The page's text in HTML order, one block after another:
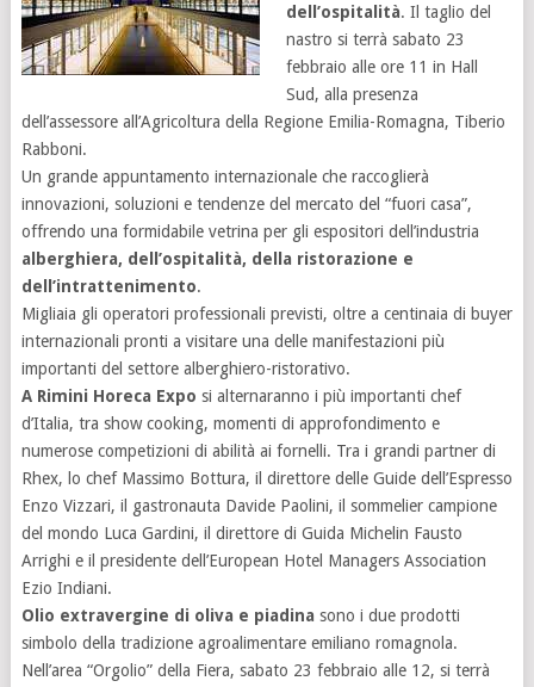
dell’ospitalità. Il taglio del
nastro si terrà sabato 23
febbraio alle ore 11 in Hall
Sud, alla presenza
dell’assessore all’Agricoltura della Regione Emilia-Romagna, Tiberio
Rabboni.
Un grande appuntamento internazionale che raccoglierà
innovazioni, soluzioni e tendenze del mercato del “fuori casa”,
offrendo una formidabile vetrina per gli espositori dell’industria
alberghiera, dell’ospitalità, della ristorazione e
dell’intrattenimento.
Migliaia gli operatori professionali previsti, oltre a centinaia di buyer
internazionali pronti a visitare una delle manifestazioni più
importanti del settore alberghiero-ristorativo.
A Rimini Horeca Expo si alternaranno i più importanti chef
d’Italia, tra show cooking, momenti di approfondimento e
numerose competizioni di abilità ai fornelli. Tra i grandi partner di
Rhex, lo chef Massimo Bottura, il direttore delle Guide dell’Espresso
Enzo Vizzari, il gastronauta Davide Paolini, il sommelier campione
del mondo Luca Gardini, il direttore di Guida Michelin Fausto
Arrighi e il presidente dell’European Hotel Managers Association
Ezio Indiani.
Olio extravergine di oliva e piadina sono i due prodotti
simbolo della tradizione agroalimentare emiliano romagnola.
Nell’area “Orgolio” della Fiera, sabato 23 febbraio alle 12, si terrà